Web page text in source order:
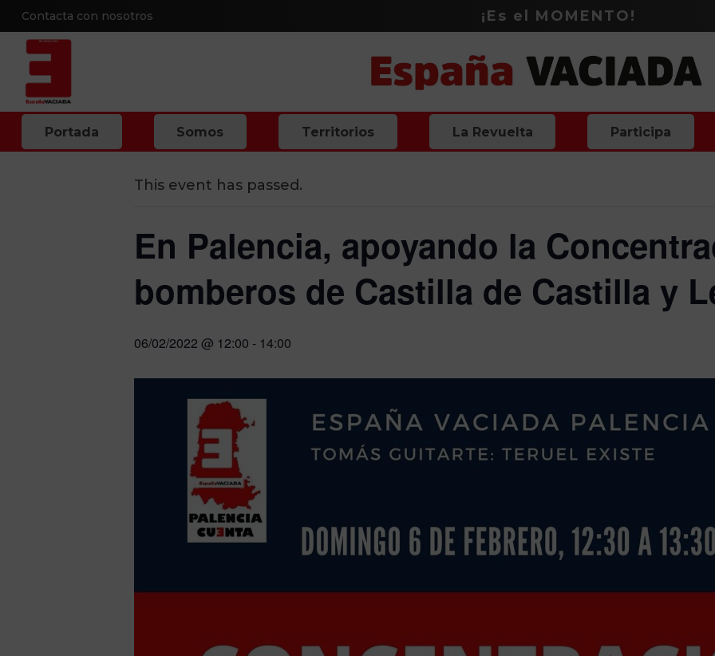
Contacta con nosotros ¡Es el MOMENTO!
Portada Somos Territorios La Revuelta Participa
« All Events
This event has passed.
En Palencia, apoyando la
bomberos de Castilla de Castilla y
06/02/2022 @ 12:00 - 14:00